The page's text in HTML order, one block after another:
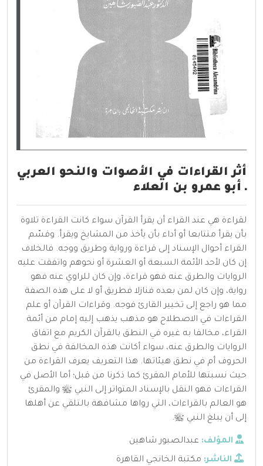
أثر القراءات في الأصوات والنحو العربي
ـ أبو عمرو بن العلاء
لقراءة هي عند القراء أن يقرأ القرآن سواء كانت القراءة تلاوة
بأن يقرأ متتابعا أو أداء بأن يأخذ من المشايخ ويقرأ. وقسّم
القراء أحوال الإسناد إلى قراءة ورواية وطريق ووجه. فالخلاف
إن كان لأحد الأئمة السبعة أو العشرة أو نحوهم واتفقت عليه
الروايات والطرق عنه فهو قراءة، وإن كان للراوي عنه فهو
رواية، وإن كان لمن بعده فنازلا فطريق أو لا على هذه الصفة
مما هو راجع إلى تخيير القارئ فوجه. وقراءات القرآن أو علم
القراءات في الاصطلاح هو مذهب يذهب إليه إمام من أئمة
القراء، مخالفا به غيره في النطق بالقرآن الكريم مع اتفاق
الروايات والطرق عنه، سواء أكانت هذه المخالفة في نطق
الحروف أم في نطق هيئاتها. هذا التعريف يعرف القراءة من
حيث نسبتها للأمام المقرئ كما ذكرنا من قبل؛ أما الأصل في
القراءات فهو النقل بالإسناد المتواتر إلى النبي ﷺ والمقرئ
هو العالم بالقراءات، التي رواها مشافهة بالتلقي عن أهلها
إلى أن يبلغ النبي ﷺ.
المؤلف: عبدالصبور شاهين
الناشر: مكتبة الخانجي القاهرة